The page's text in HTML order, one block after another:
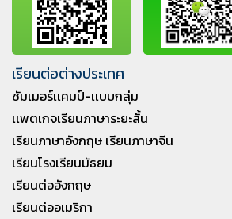
เรียนต่อต่างประเทศ
ซัมเมอร์เเคมป์-เเบบกลุ่ม
เเพตเกจเรียนภาษาระยะสั้น
เรียนภาษาอังกฤษ เรียนภาษาจีน
เรียนโรงเรียนมัธยม
เรียนต่ออังกฤษ
เรียนต่ออเมริกา